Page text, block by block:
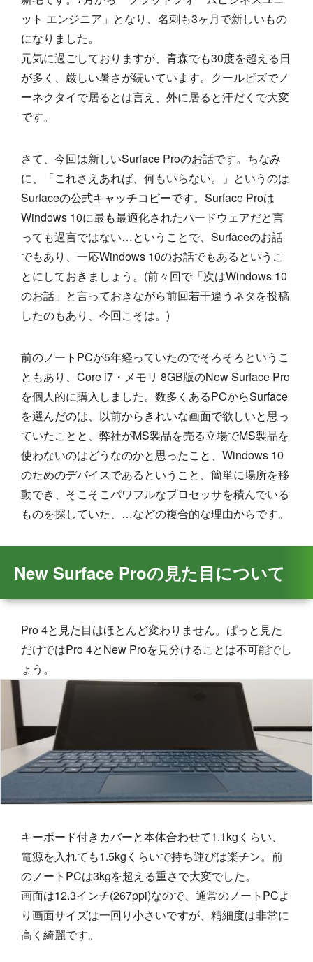
ット エンジニア」となり、名刺も3ヶ月で新しいもの
になりました。
元気に過ごしておりますが、青森でも30度を超える日
が多く、厳しい暑さが続いています。クールビズでノ
ーネクタイで居るとは言え、外に居ると汗だくで大変
です。
さて、今回は新しいSurface Proのお話です。ちなみ
に、「これさえあれば、何もいらない。」というのは
Surfaceの公式キャッチコピーです。Surface Proは
Windows 10に最も最適化されたハードウェアだと言
っても過言ではない…ということで、Surfaceのお話
でもあり、一応Windows 10のお話でもあるというこ
とにしておきましょう。(前々回で「次はWindows 10
のお話」と言っておきながら前回若干違うネタを投稿
したのもあり、今回こそは。)
前のノートPCが5年経っていたのでそろそろというこ
ともあり、Core i7・メモリ 8GB版のNew Surface Pro
を個人的に購入しました。数多くあるPCからSurface
を選んだのは、以前からきれいな画面で欲しいと思っ
ていたことと、弊社がMS製品を売る立場でMS製品を
使わないのはどうなのかと思ったこと、Windows 10
のためのデバイスであるということ、簡単に場所を移
動でき、そこそこパワフルなプロセッサを積んでいる
ものを探していた、…などの複合的な理由からです。
New Surface Proの見た目について
Pro 4と見た目はほとんど変わりません。ぱっと見た
だけではPro 4とNew Proを見分けることは不可能でし
ょう。
キーボード付きカバーと本体合わせて1.1kgくらい、
電源を入れても1.5kgくらいで持ち運びは楽チン。前
のノートPCは3kgを超える重さで大変でした。
画面は12.3インチ(267ppi)なので、通常のノートPCよ
り画面サイズは一回り小さいですが、精細度は非常に
高く綺麗です。